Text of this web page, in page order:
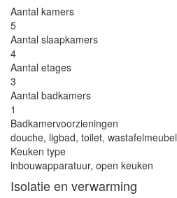
Aantal kamers
5
Aantal slaapkamers
4
Aantal etages
3
Aantal badkamers
1
Badkamervoorzieningen
douche, ligbad, toilet, wastafelmeubel
Keuken type
inbouwapparatuur, open keuken
Isolatie en verwarming